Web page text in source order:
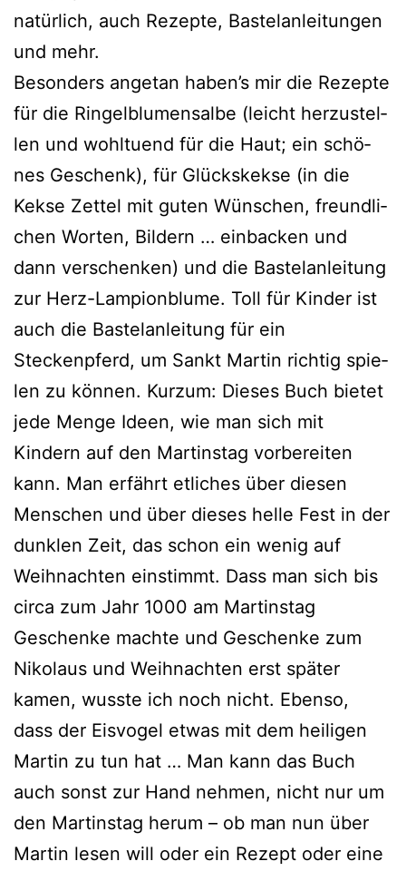
natür­lich, auch Rezepte, Bastelanleitungen
und mehr.
Besonders ange­tan haben’s mir die Rezepte
für die Ringelblumensalbe (leicht her­zu­stel­
len und wohl­tu­end für die Haut; ein schö­
nes Geschenk), für Glückskekse (in die
Kekse Zettel mit guten Wünschen, freund­li­
chen Worten, Bildern … ein­ba­cken und
dann ver­schen­ken) und die Bastelanleitung
zur Herz-Lampionblume. Toll für Kinder ist
auch die Bastelanleitung für ein
Steckenpferd, um Sankt Martin rich­tig spie­
len zu kön­nen. Kurzum: Dieses Buch bie­tet
jede Menge Ideen, wie man sich mit
Kindern auf den Martinstag vor­be­rei­ten
kann. Man erfährt etli­ches über die­sen
Menschen und über die­ses hel­le Fest in der
dunk­len Zeit, das schon ein wenig auf
Weihnachten ein­stimmt. Dass man sich bis
cir­ca zum Jahr 1000 am Martinstag
Geschenke mach­te und Geschenke zum
Nikolaus und Weihnachten erst spä­ter
kamen, wuss­te ich noch nicht. Ebenso,
dass der Eisvogel etwas mit dem hei­li­gen
Martin zu tun hat … Man kann das Buch
auch sonst zur Hand neh­men, nicht nur um
den Martinstag her­um – ob man nun über
Martin lesen will oder ein Rezept oder eine